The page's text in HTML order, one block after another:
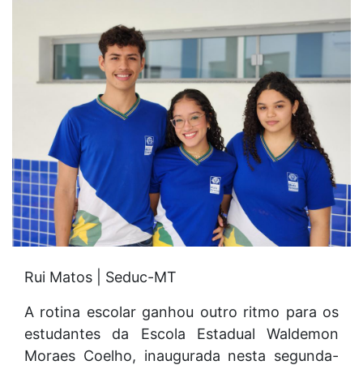
Rui Matos | Seduc-MT
A rotina escolar ganhou outro ritmo para os
estudantes da Escola Estadual Waldemon
Moraes Coelho, inaugurada nesta segunda-